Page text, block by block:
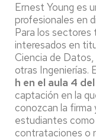
Ernest Young es
profesionales en
Para los sectores
interesados en
Ciencia de
otras Ingenierías.
h en el aula 4
captación en la
conozcan la firma
estudiantes
contrataciones o